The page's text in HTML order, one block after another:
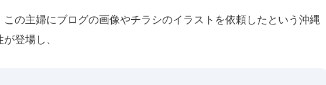
この主婦にブログの画像やチラシのイラストを依頼したという沖縄
登場し、